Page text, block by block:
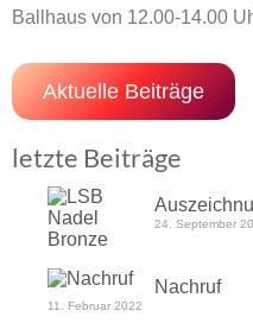
Ballhaus von 12.00-14.00
Aktuelle Beiträge
letzte Beiträge
24. September
Nachruf
11. Februar 2022